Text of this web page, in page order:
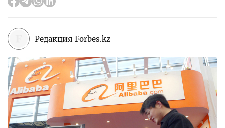
Редакция Forbes.kz